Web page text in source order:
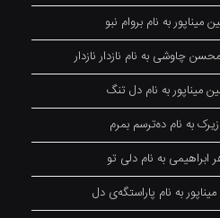
به نام بروام نبو
چاوشی به نام نازدار نازدار
میناپور به نام دل تنگ
به نام دەترسم بمرم
ابراهیمی به نام دلی تو
به نام پاراستگەی دل